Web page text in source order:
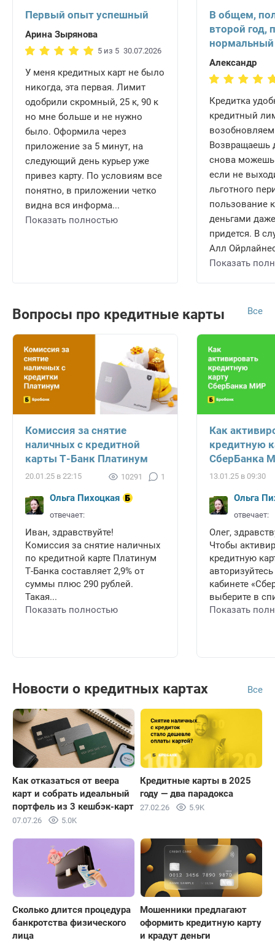
Первый опыт успешный
Арина Зырянова
5 из 5 30.07.2026
У меня кредитных карт не было
никогда, эта первая. Лимит
одобрили скромный, 25 к, 90 к
но мне больше и не нужно
было. Оформила через
приложение за 5 минут, на
следующий день курьер уже
привез карту. По условиям все
понятно, в приложении четко
видна вся информа...
Показать полностью
В общем,
второй год,
нормальный
Александр
Кредитка
кредитный
Возвращаешь
снова можешь
если не
льготного
пользование
деньгами
придется. В
Алл
Показать
Вопросы про кредитные карты Все
Комиссия за снятие
наличных с кредитной
карты Т-Банк Платинум
20.01.25 в 22:15 10291 1
Ольга Пихоцкая
отвечает:
Иван, здравствуйте!
Комиссия за снятие наличных
по кредитной карте Платинум
Т-Банка составляет 2,9% от
суммы плюс 290 рублей.
Такая...
Показать полностью
Как
кредитную
СберБанка
13.01.25 в 09:30
Ольга
отвечает:
Олег,
Чтобы
кредитную
кабинете
выберите в
Показать
Новости о кредитных картах Все
Как отказаться от веера
карт и собрать идеальный
портфель из 3 кешбэк-карт
07.07.26 5.0K
Кредитные карты в 2025
году — два парадокса
27.02.26 5.9K
Сколько длится процедура
банкротства физического
лица
Мошенники предлагают
оформить кредитную карту
и крадут деньги